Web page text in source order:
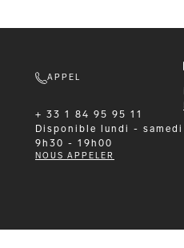
APPEL
+ 33 1 84 95 95 11
Disponible
lundi - samedi
9h30 - 19h00
NOUS APPELER